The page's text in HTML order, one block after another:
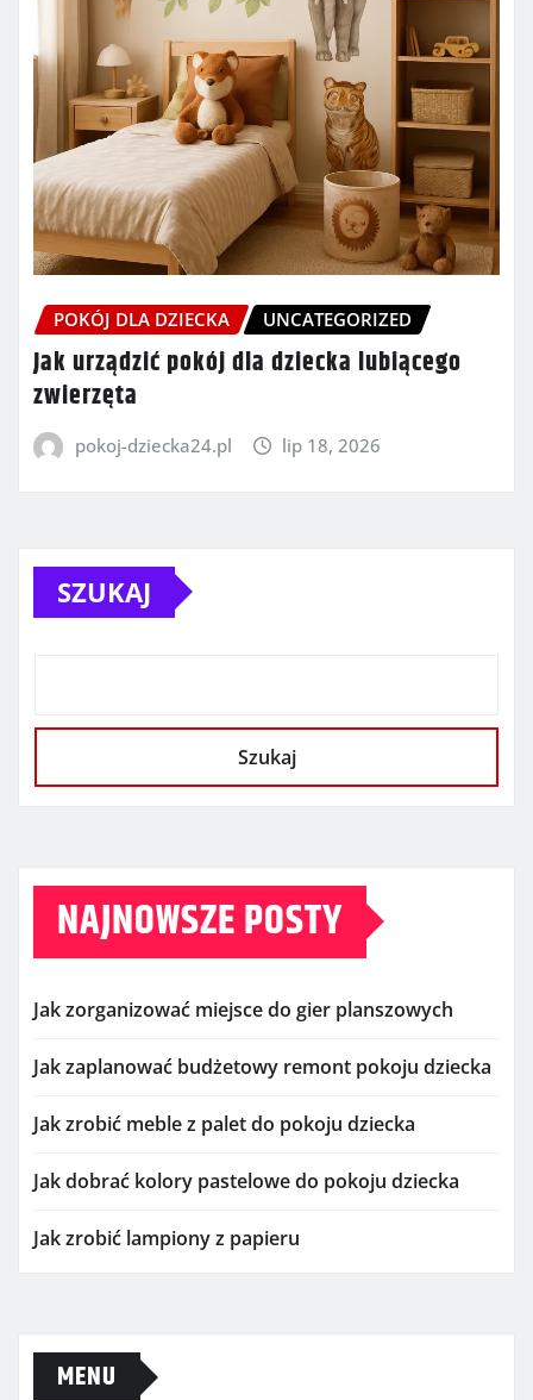
POKÓJ DLA DZIECKA UNCATEGORIZED
Jak urządzić pokój dla dziecka lubiącego
zwierzęta
pokoj-dziecka24.pl lip 18, 2026
SZUKAJ
Szukaj
NAJNOWSZE POSTY
Jak zorganizować miejsce do gier planszowych
Jak zaplanować budżetowy remont pokoju dziecka
Jak zrobić meble z palet do pokoju dziecka
Jak dobrać kolory pastelowe do pokoju dziecka
Jak zrobić lampiony z papieru
MENU